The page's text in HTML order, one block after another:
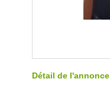
Détail de l'annonce